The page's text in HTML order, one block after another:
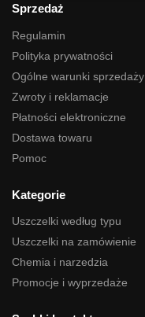
Sprzedaż
Regulamin
Polityka prywatności
Ogólne warunki sprzedaży
Zwroty i reklamacje
Płatności elektroniczne
Dostawa towaru
Pomoc
Kategorie
Uszczelki według typu
Uszczelki na zamówienie
Chemia i narzedzia
Promocje i wyprzedaże